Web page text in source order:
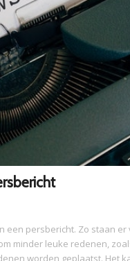
persbericht. Zo staan
minder leuke redenen,
worden geplaatst. Het